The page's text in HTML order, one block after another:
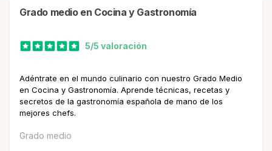
Grado medio en Cocina y Gastronomía
5/5 valoración
Adéntrate en el mundo culinario con nuestro Grado Medio
en Cocina y Gastronomía. Aprende técnicas, recetas y
secretos de la gastronomía española de mano de los
mejores chefs.
Grado medio